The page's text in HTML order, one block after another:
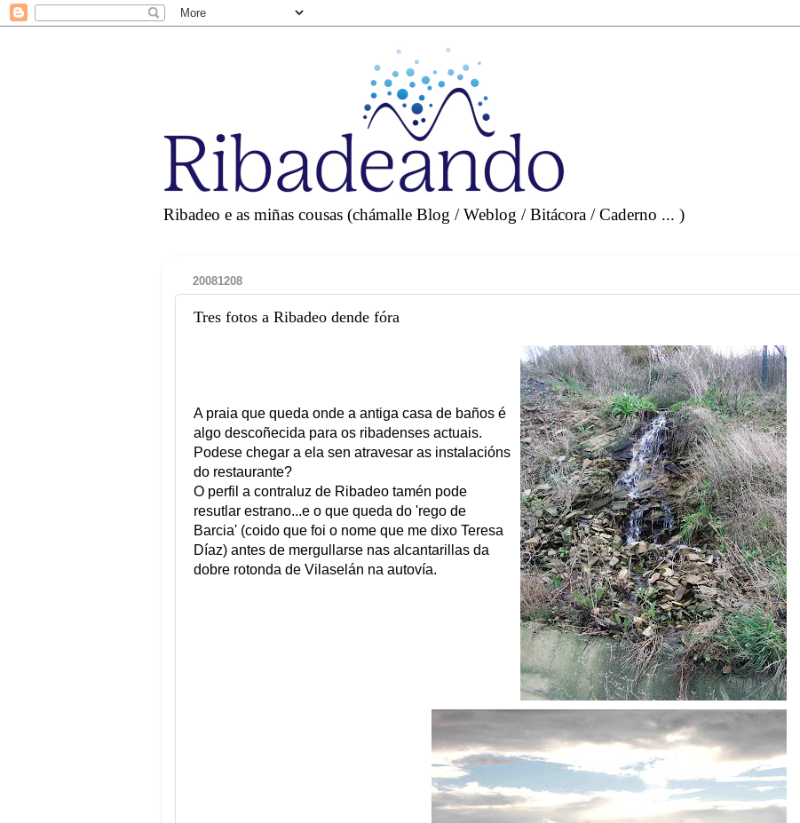
Ribadeo e as miñas cousas (chámalle Blog / Weblog / Bitácora / Caderno ... )
20081208
Tres fotos a Ribadeo dende fóra
A praia que queda onde a antiga casa de baños é
algo descoñecida para os ribadenses actuais.
Podese chegar a ela sen atravesar as instalacións
do restaurante?
O perfil a contraluz de Ribadeo tamén pode
resutlar estrano...e o que queda do 'rego de
Barcia' (coido que foi o nome que me dixo Teresa
Díaz) antes de mergullarse nas alcantarillas da
dobre rotonda de Vilaselán na autovía.